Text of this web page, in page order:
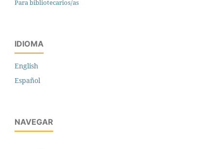
Para bibliotecarios/as
IDIOMA
English
Español
NAVEGAR